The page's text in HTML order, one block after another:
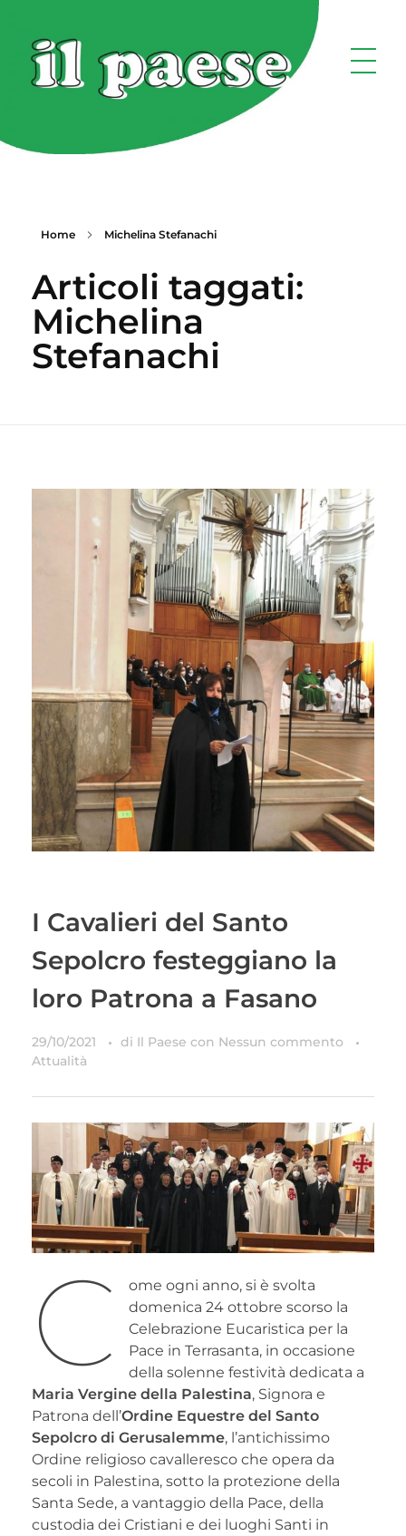
Home Michelina Stefanachi
Articoli taggati:
Michelina
Stefanachi
I Cavalieri del Santo
Sepolcro festeggiano la
loro Patrona a Fasano
29/10/2021 di Il Paese con Nessun commento
Attualità
C
ome ogni anno, si è svolta
domenica 24 ottobre scorso la
Celebrazione Eucaristica per la
Pace in Terrasanta, in occasione
della solenne festività dedicata a
Maria Vergine della Palestina, Signora e
Patrona dell’Ordine Equestre del Santo
Sepolcro di Gerusalemme, l’antichissimo
Ordine religioso cavalleresco che opera da
secoli in Palestina, sotto la protezione della
Santa Sede, a vantaggio della Pace, della
custodia dei Cristiani e dei luoghi Santi in